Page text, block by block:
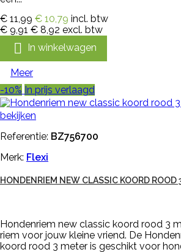
€ 11,99 € 10,79 incl. btw
€ 9,91 € 8,92 excl. btw
 In winkelwagen
Meer
-10% In prijs verlaagd
bekijken
Referentie: BZ756700
Merk: Flexi
HONDENRIEM NEW CLASSIC KOORD ROOD
Hondenriem new classic koord rood 3
riem voor jouw kleine vriend. De
koord rood 3 meter is geschikt voor